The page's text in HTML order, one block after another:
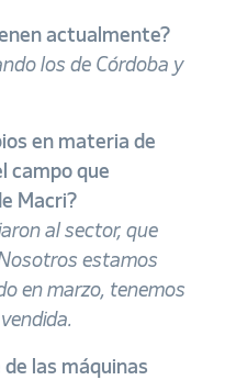
actualmente?
los de Córdoba y
en materia de
campo que
Macri?
al sector, que
estamos
en marzo, tenemos
las máquinas